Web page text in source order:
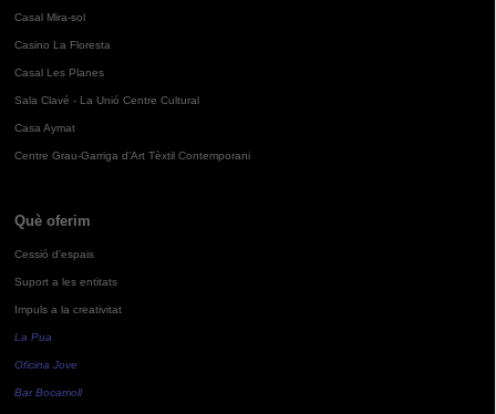
Casal Mira-sol
Casino La Floresta
Casal Les Planes
Sala Clavé - La Unió Centre Cultural
Casa Aymat
Centre Grau-Garriga d'Art Tèxtil Contemporani
Què oferim
Cessió d'espais
Suport a les entitats
Impuls a la creativitat
La Pua
Oficina Jove
Bar Bocamoll